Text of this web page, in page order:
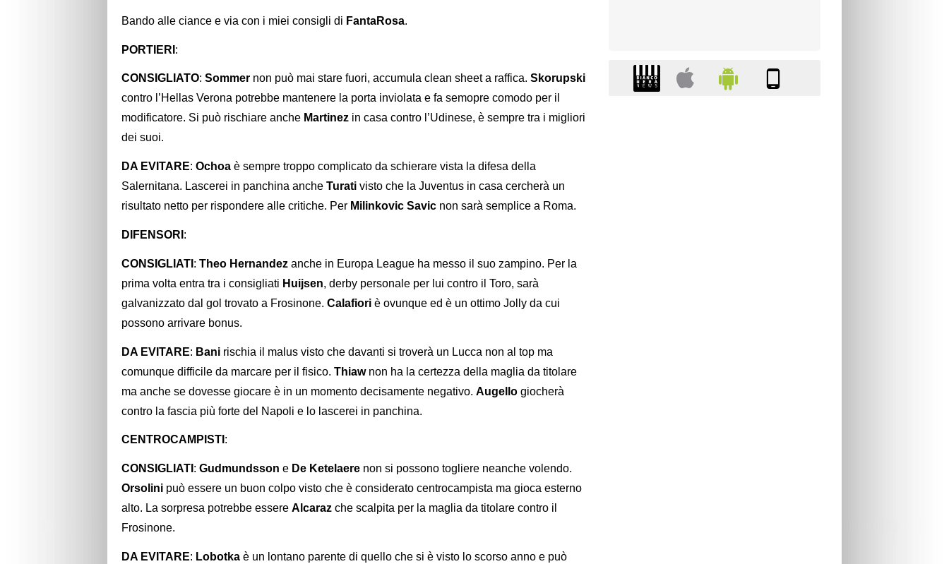
Bando alle ciance e via con i miei consigli di FantaRosa.
PORTIERI :
CONSIGLIATO: Sommer non può mai stare fuori, accumula clean sheet a raffica. Skorupski
contro l’Hellas Verona potrebbe mantenere la porta inviolata e fa semopre comodo per il
modificatore. Si può rischiare anche Martinez in casa contro l’Udinese, è sempre tra i migliori
dei suoi.
DA EVITARE: Ochoa è sempre troppo complicato da schierare vista la difesa della
Salernitana. Lascerei in panchina anche Turati visto che la Juventus in casa cercherà un
risultato netto per rispondere alle critiche. Per Milinkovic Savic non sarà semplice a Roma.
DIFENSORI :
CONSIGLIATI : Theo Hernandez anche in Europa League ha messo il suo zampino. Per la
prima volta entra tra i consigliati Huijsen, derby personale per lui contro il Toro, sarà
galvanizzato dal gol trovato a Frosinone. Calafiori è ovunque ed è un ottimo Jolly da cui
possono arrivare bonus.
DA EVITARE: Bani rischia il malus visto che davanti si troverà un Lucca non al top ma
comunque difficile da marcare per il fisico. Thiaw non ha la certezza della maglia da titolare
ma anche se dovesse giocare è in un momento decisamente negativo. Augello giocherà
contro la fascia più forte del Napoli e lo lascerei in panchina.
CENTROCAMPISTI :
CONSIGLIATI : Gudmundsson e De Ketelaere non si possono togliere neanche volendo.
Orsolini può essere un buon colpo visto che è considerato centrocampista ma gioca esterno
alto. La sorpresa potrebbe essere Alcaraz che scalpita per la maglia da titolare contro il
Frosinone.
DA EVITARE: Lobotka è un lontano parente di quello che si è visto lo scorso anno e può